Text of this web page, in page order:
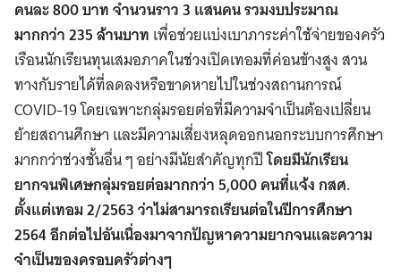
คนละ 800 บาท จำนวนราว 3 แสนคน รวมงบประมาณ
มากกว่า 235 ล้านบาท เพื่อช่วยแบ่งเบาภาระค่าใช้จ่ายของครัว
เรือนนักเรียนทุนเสมอภาคในช่วงเปิดเทอมที่ค่อนข้างสูง สวน
ทางกับรายได้ที่ลดลงหรือขาดหายไปในช่วงสถานการณ์
COVID-19 โดยเฉพาะกลุ่มรอยต่อที่มีความจำเป็นต้องเปลี่ยน
ย้ายสถานศึกษา และมีความเสี่ยงหลุดออกนอกระบบการศึกษา
มากกว่าช่วงชั้นอื่น ๆ อย่างมีนัยสำคัญทุกปีโดยมีนักเรียน
ยากจนพิเศษกลุ่มรอยต่อมากกว่า 5,000 คนที่แจ้ง กสศ.
ตั้งแต่เทอม 2/2563 ว่าไม่สามารถเรียนต่อในปีการศึกษา
2564 อีกต่อไปอันเนื่องมาจากปัญหาความยากจนและความ
จำเป็นของครอบครัวต่างๆ